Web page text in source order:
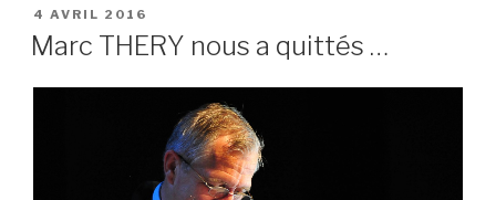
PUBLIÉ
LE
4 AVRIL 2016
Marc THERY nous a quittés …